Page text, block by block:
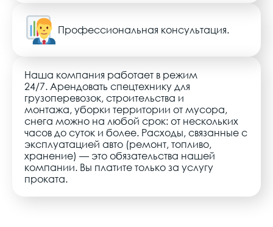
Профессиональная консультация.
Наша компания работает в режим
24/7. Арендовать спецтехнику для
грузоперевозок, строительства и
монтажа,уборки территории от мусора,
снега можно на любой срок: от нескольких
часов до суток и более. Расходы, связанные с
эксплуатацией авто (ремонт, топливо,
хранение) — это обязательства нашей
компании. Вы платите только за услугу
проката.